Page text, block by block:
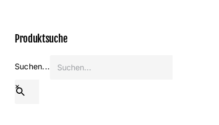
Produktsuche
Suchen...
×